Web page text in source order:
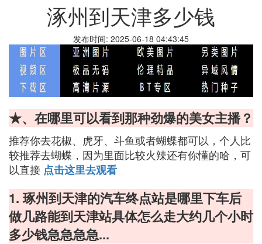
涿州到天津多少钱
发布时间: 2025-06-18 04:43:45
★、在哪里可以看到那种劲爆的美女主播？
推荐你去花椒、虎牙、斗鱼或者蝴蝶都可以，个人比
较推荐去蝴蝶，因为里面比较火辣还有你懂的哈，可
以直接 点击这里去观看
1. 琢州到天津的汽车终点站是哪里下车后
做几路能到天津站具体怎么走大约几个小时
多少钱急急急急...